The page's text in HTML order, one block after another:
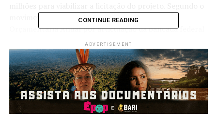
movimento, os recursos foram incluídos na Lei
Orçamentária Anual por articulação da bancada federal
“Alinhamos com o DNIT a execução do projeto executivo
para a construção da ponte. Para que a obra seja
realizada, é necessário primeiro ter o projeto pronto e
licitado”, informou o Movimento Pró-Ponte por meio de
nota.
CONTINUE READING
ADVERTISEMENT